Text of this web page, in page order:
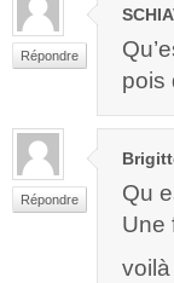
Répondre
pois
Répondre
Qu
Une